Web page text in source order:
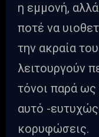
η εμμονή,
ποτέ να
την ακραία
λειτουργούν
τόνοι παρά ως
αυτό -
κορυφώσεις.